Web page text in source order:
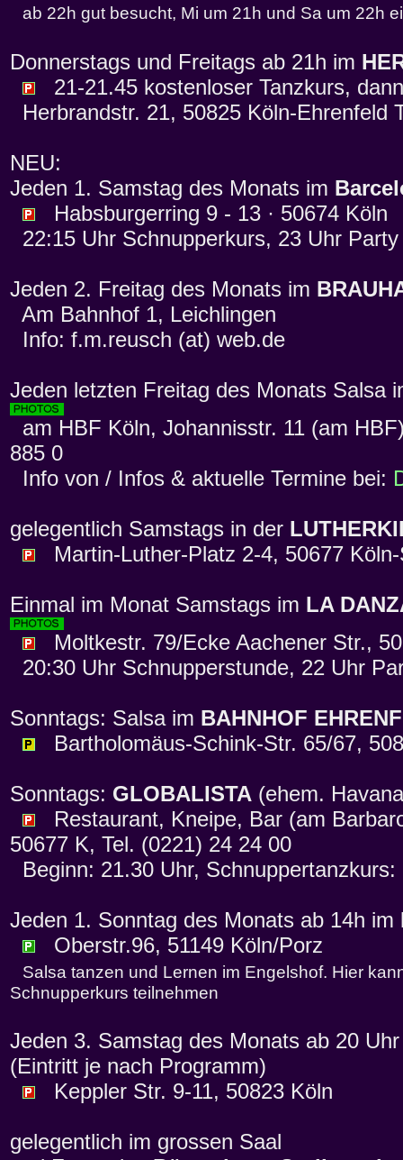
ab 22h gut besucht, Mi um 21h und Sa um 22h
Donnerstags und Freitags ab 21h im
21-21.45 kostenloser Tanzkurs,
Herbrandstr. 21, 50825 Köln-Ehrenfeld
NEU:
Jeden 1. Samstag des Monats im
Habsburgerring 9 - 13 · 50674 Köln
22:15 Uhr Schnupperkurs, 23 Uhr Party
Jeden 2. Freitag des Monats im
Am Bahnhof 1, Leichlingen
Info: f.m.reusch (at) web.de
Jeden letzten Freitag des Monats Salsa
am HBF Köln, Johannisstr. 11 (am
885 0
Info von / Infos & aktuelle Termine bei:
gelegentlich Samstags in der
Martin-Luther-Platz 2-4, 50677
Einmal im Monat Samstags im LA
Moltkestr. 79/Ecke Aachener Str.,
20:30 Uhr Schnupperstunde, 22 Uhr
Sonntags: Salsa im BAHNHOF
Bartholomäus-Schink-Str. 65/67,
Sonntags: GLOBALISTA (ehem.
Restaurant, Kneipe, Bar (am
50677 K, Tel. (0221) 24 24 00
Beginn: 21.30 Uhr,
Jeden 1. Sonntag des Monats ab 14h im
Oberstr.96, 51149 Köln/Porz
Salsa tanzen und Lernen im Engelshof. Hier
Schnupperkurs teilnehmen
Jeden 3. Samstag des Monats ab 20
(Eintritt je nach Programm)
Keppler Str. 9-11, 50823 Köln
gelegentlich im grossen Saal